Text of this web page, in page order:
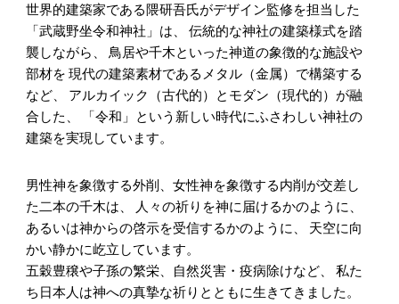
世界的建築家である隈研吾氏がデザイン監修を担当した
「武蔵野坐令和神社」は、 伝統的な神社の建築様式を踏
襲しながら、 鳥居や千木といった神道の象徴的な施設や
部材を 現代の建築素材であるメタル（金属）で構築する
など、 アルカイック（古代的）とモダン（現代的）が融
合した、 「令和」という新しい時代にふさわしい神社の
建築を実現しています。
男性神を象徴する外削、女性神を象徴する内削が交差し
た二本の千木は、 人々の祈りを神に届けるかのように、
あるいは神からの啓示を受信するかのように、 天空に向
かい静かに屹立しています。
五穀豊穣や子孫の繁栄、自然災害・疫病除けなど、 私た
ち日本人は神への真摯な祈りとともに生きてきました。